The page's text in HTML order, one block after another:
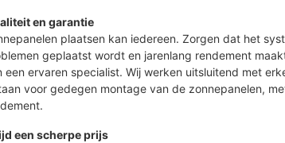
en garantie
plaatsen kan iedereen. Zorgen dat het
geplaatst wordt en jarenlang rendement
een ervaren specialist. Wij werken uitsluitend met
voor gedegen montage van de zonnepanelen,
een scherpe prijs